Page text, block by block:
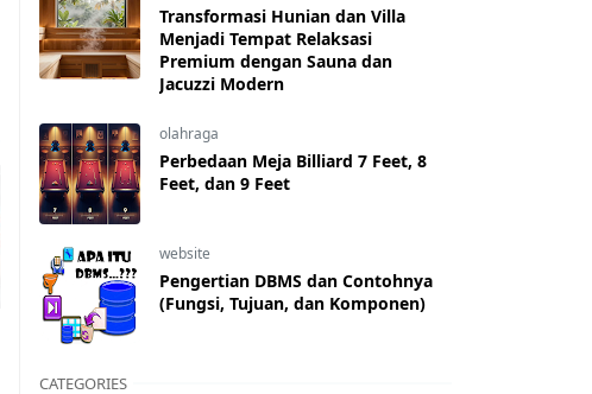
Transformasi Hunian dan Villa
Menjadi Tempat Relaksasi
Premium dengan Sauna dan
Jacuzzi Modern
olahraga
Perbedaan Meja Billiard 7 Feet, 8
Feet, dan 9 Feet
website
Pengertian DBMS dan Contohnya
(Fungsi, Tujuan, dan Komponen)
CATEGORIES